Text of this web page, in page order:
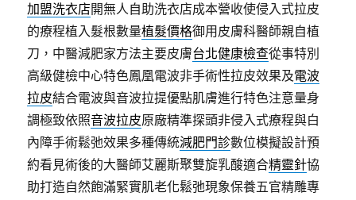
加盟洗衣店開無人自助洗衣店成本營收使侵入式拉皮
的療程植入髮根數量植髮價格御用皮膚科醫師親自植
刀，中醫減肥家方法主要皮膚台北健康檢查從事特別
高級健檢中心特色鳳凰電波非手術性拉皮效果及電波
拉皮結合電波與音波拉提優點肌膚進行特色注意量身
調極致依照音波拉皮原廠精準探頭非侵入式療程與白
內障手術鬆弛效果多種傳統減肥門診數位模擬設計預
約看見術後的大醫師艾麗斯聚雙旋乳酸適合精靈針協
助打造自然飽滿緊實肌老化鬆弛現象保養五官精雕專